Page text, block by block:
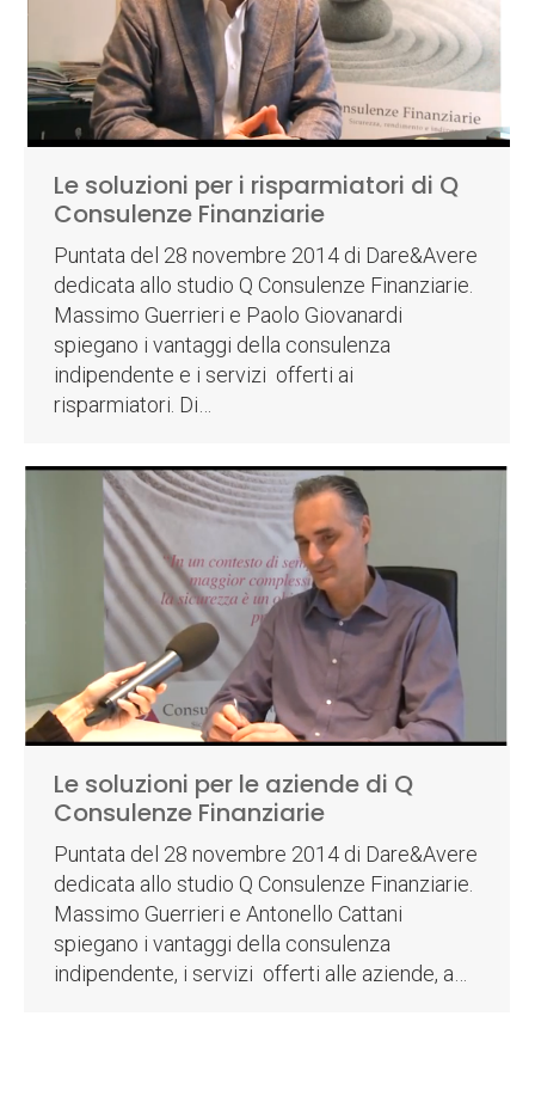
Le soluzioni per i risparmiatori di Q
Consulenze Finanziarie
Puntata del 28 novembre 2014 di Dare&Avere
dedicata allo studio Q Consulenze Finanziarie.
Massimo Guerrieri e Paolo Giovanardi
spiegano i vantaggi della consulenza
indipendente e i servizi offerti ai
risparmiatori. Di…
Le soluzioni per le aziende di Q
Consulenze Finanziarie
Puntata del 28 novembre 2014 di Dare&Avere
dedicata allo studio Q Consulenze Finanziarie.
Massimo Guerrieri e Antonello Cattani
spiegano i vantaggi della consulenza
indipendente, i servizi offerti alle aziende, a…